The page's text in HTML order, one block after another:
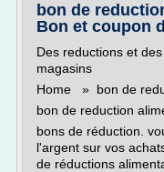
bon de
Bon et coupon
Des reductions et
magasins
Home » bon de
bon de reduction
bons de réduction.
l'argent sur vos
de réductions